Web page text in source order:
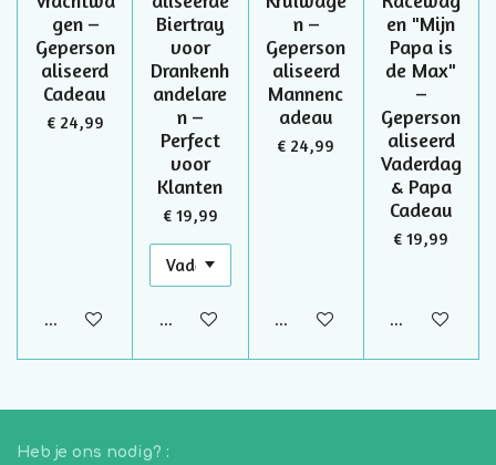
gen –
Geperson
aliseerd
Cadeau
€ 24,99
Houd mij op de hoogte
Biertray
voor
Drankenh
andelare
n –
Perfect
voor
Klanten
€ 19,99
Bekijk details
n –
Geperson
aliseerd
Mannenc
adeau
€ 24,99
Houd mij op de hoogte
en "Mijn
Papa is
de Max"
–
Geperson
aliseerd
Vaderdag
& Papa
Cadeau
€ 19,99
Houd mij op
Heb je ons nodig? :